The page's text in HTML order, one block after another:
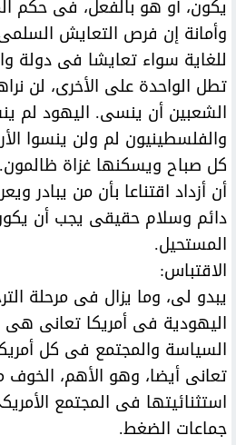
يكون، أو هو بالفعل، فى حكم
وأمانة إن فرص التعايش
للغاية سواء تعايشا فى دولة
تطل الواحدة على الأخرى، لن
الشعبين أن ينسى. اليهود لم
والفلسطينيون لم ولن ينسوا
كل صباح ويسكنها غزاة
أن أزداد اقتناعا بأن من يبادر
دائم وسلام حقيقى يجب أن
المستحيل.
الاقتباس:
يبدو لى، وما يزال فى مرحلة
اليهودية فى أمريكا تعانى هى
السياسة والمجتمع فى كل
تعانى أيضا، وهو الأهم،
استثنائيتها فى المجتمع
جماعات الضغط.